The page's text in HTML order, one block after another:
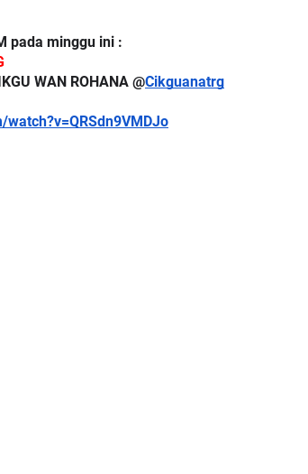
pada minggu ini :
WAN ROHANA @Cikguanatrg